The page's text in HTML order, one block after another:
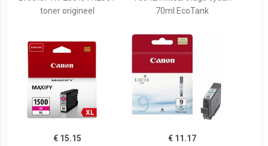
toner origineel
70ml EcoTank
€ 15.15
€ 11.17